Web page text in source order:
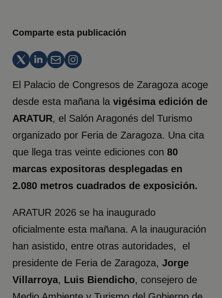
Comparte esta publicación
El Palacio de Congresos de Zaragoza acoge
desde esta mañana lavigésima edición de
ARATUR, el Salón Aragonés del Turismo
organizado por Feria de Zaragoza. Una cita
que llega tras veinte ediciones con80
marcas expositoras desplegadas en
2.080 metros cuadrados de exposición.
ARATUR 2026 se ha inaugurado
oficialmente esta mañana. A la inauguración
han asistido, entre otras autoridades, el
presidente de Feria de Zaragoza,Jorge
Villarroya, Luis Biendicho, consejero de